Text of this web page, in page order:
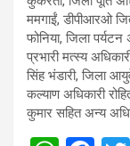
ममगाईं, डीपीआरओ
फोनिया, जिला
प्रभारी मत्स्य
सिंह भंडारी, जिला
कल्याण अधिकारी
कुमार सहित अन्य